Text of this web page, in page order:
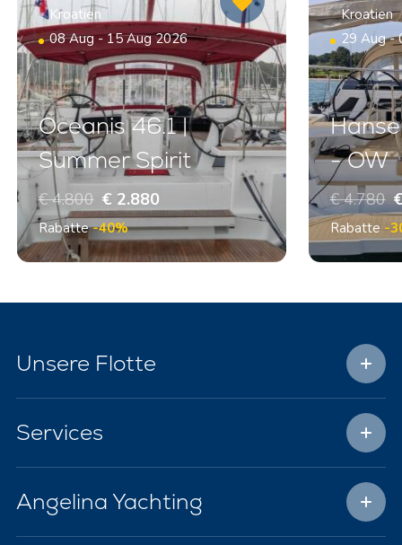
Kroatien
08 Aug - 15 Aug 2026
Oceanis 46.1 |
Summer Spirit
€ 4.800 € 2.880
Rabatte-40%
Kroatien
29 Aug -
- OW
€ 4.780
Rabatte -
Unsere Flotte
Services
Angelina Yachting